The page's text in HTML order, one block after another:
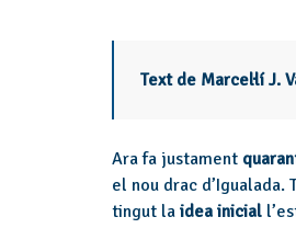
Text de Marcel·lí J.
Ara fa justament
el nou drac d’Igualada.
tingut la idea inicial